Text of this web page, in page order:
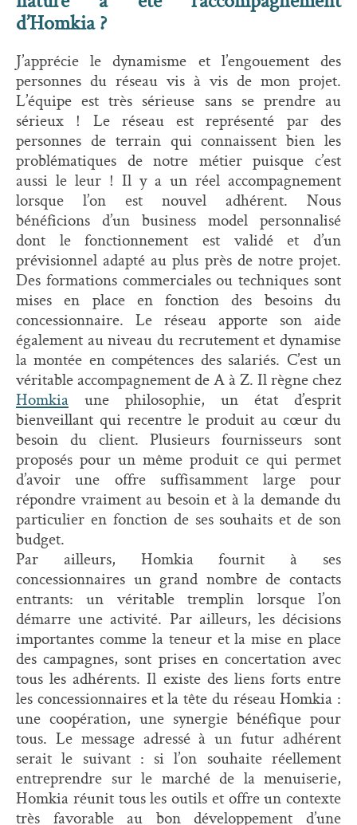
d’Homkia ?
J’apprécie le dynamisme et l’engouement des
personnes du réseau vis à vis de mon projet.
L’équipe est très sérieuse sans se prendre au
sérieux ! Le réseau est représenté par des
personnes de terrain qui connaissent bien les
problématiques de notre métier puisque c’est
aussi le leur ! Il y a un réel accompagnement
lorsque l’on est nouvel adhérent. Nous
bénéficions d’un business model personnalisé
dont le fonctionnement est validé et d’un
prévisionnel adapté au plus près de notre projet.
Des formations commerciales ou techniques sont
mises en place en fonction des besoins du
concessionnaire. Le réseau apporte son aide
également au niveau du recrutement et dynamise
la montée en compétences des salariés. C’est un
véritable accompagnement de A à Z. Il règne chez
Homkia une philosophie, un état d’esprit
bienveillant qui recentre le produit au cœur du
besoin du client. Plusieurs fournisseurs sont
proposés pour un même produit ce qui permet
d’avoir une offre suffisamment large pour
répondre vraiment au besoin et à la demande du
particulier en fonction de ses souhaits et de son
budget.
Par ailleurs, Homkia fournit à ses
concessionnaires un grand nombre de contacts
entrants: un véritable tremplin lorsque l’on
démarre une activité. Par ailleurs, les décisions
importantes comme la teneur et la mise en place
des campagnes, sont prises en concertation avec
tous les adhérents. Il existe des liens forts entre
les concessionnaires et la tête du réseau Homkia :
une coopération, une synergie bénéfique pour
tous. Le message adressé à un futur adhérent
serait le suivant : si l’on souhaite réellement
entreprendre sur le marché de la menuiserie,
Homkia réunit tous les outils et offre un contexte
très favorable au bon développement d’une